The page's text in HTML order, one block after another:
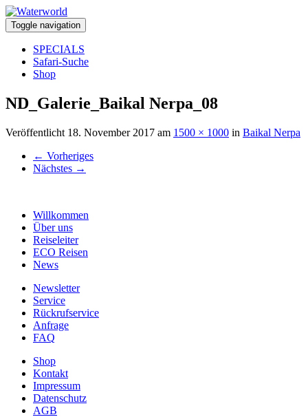
Toggle navigation
SPECIALS
Safari-Suche
Shop
ND_Galerie_Baikal Nerpa_08
Veröffentlicht 18. November 2017 am 1500 × 1000 in Baikal Nerpa
← Vorheriges
Nächstes →
Willkommen
Über uns
Reiseleiter
ECO Reisen
News
Newsletter
Service
Rückrufservice
Anfrage
FAQ
Shop
Kontakt
Impressum
Datenschutz
AGB